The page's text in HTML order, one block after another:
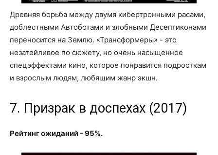
Древняя борьба между двумя кибертронными расами,
доблестными Автоботами и злобными Десептиконами
переносится на Землю. «Трансформеры» - это
незатейливое по сюжету, но очень насыщенное
спецэффектами кино, которое понравится подросткам
и взрослым людям, любящим жанр экшн.
7. Призрак в доспехах (2017)
Рейтинг ожиданий - 95%.